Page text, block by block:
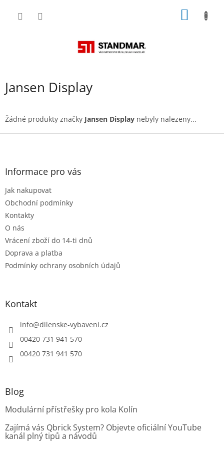
Jansen Display
Žádné produkty značky Jansen Display nebyly nalezeny...
Z
Informace pro vás
Jak nakupovat
Obchodní podmínky
Kontakty
O nás
Vrácení zboží do 14-ti dnů
Doprava a platba
Podmínky ochrany osobních údajů
Kontakt
info@dilenske-vybaveni.cz
00420 731 941 570
00420 731 941 570
Blog
Modulární přístřešky pro kola Kolín
Zajímá vás Qbrick System? Objevte oficiální YouTube
kanál plný tipů a návodů